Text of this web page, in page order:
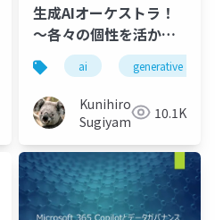
生成AIオーケストラ！
～各々の個性を活かし
協奏する～ さらに深掘
りする最新事例と活用
法
ai generative ai
Kunihiro
Sugiyama
10.1K